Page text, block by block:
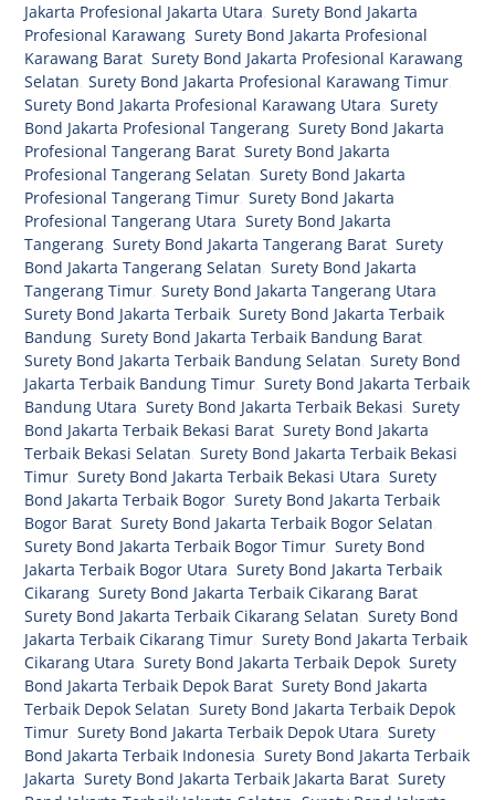
Jakarta Profesional Jakarta Utara ,Surety Bond Jakarta
Profesional Karawang ,Surety Bond Jakarta Profesional
Karawang Barat ,Surety Bond Jakarta Profesional Karawang
Selatan ,Surety Bond Jakarta Profesional Karawang Timur
Surety Bond Jakarta Profesional Karawang Utara ,Surety
Bond Jakarta Profesional Tangerang ,Surety Bond Jakarta
Profesional Tangerang Barat ,Surety Bond Jakarta
Profesional Tangerang Selatan ,Surety Bond Jakarta
Profesional Tangerang Timur ,Surety Bond Jakarta
Profesional Tangerang Utara ,Surety Bond Jakarta
Tangerang ,Surety Bond Jakarta Tangerang Barat ,Surety
Bond Jakarta Tangerang Selatan ,Surety Bond Jakarta
Tangerang Timur ,Surety Bond Jakarta Tangerang Utara
Surety Bond Jakarta Terbaik ,Surety Bond Jakarta Terbaik
Bandung ,Surety Bond Jakarta Terbaik Bandung Barat
Surety Bond Jakarta Terbaik Bandung Selatan ,Surety Bond
Jakarta Terbaik Bandung Timur ,Surety Bond Jakarta Terbaik
Bandung Utara ,Surety Bond Jakarta Terbaik Bekasi ,Surety
Bond Jakarta Terbaik Bekasi Barat ,Surety Bond Jakarta
Terbaik Bekasi Selatan ,Surety Bond Jakarta Terbaik Bekasi
Timur ,Surety Bond Jakarta Terbaik Bekasi Utara ,Surety
Bond Jakarta Terbaik Bogor ,Surety Bond Jakarta Terbaik
Bogor Barat ,Surety Bond Jakarta Terbaik Bogor Selatan
Surety Bond Jakarta Terbaik Bogor Timur ,Surety Bond
Jakarta Terbaik Bogor Utara ,Surety Bond Jakarta Terbaik
Cikarang ,Surety Bond Jakarta Terbaik Cikarang Barat
Surety Bond Jakarta Terbaik Cikarang Selatan ,Surety Bond
Jakarta Terbaik Cikarang Timur ,Surety Bond Jakarta Terbaik
Cikarang Utara ,Surety Bond Jakarta Terbaik Depok ,Surety
Bond Jakarta Terbaik Depok Barat ,Surety Bond Jakarta
Terbaik Depok Selatan ,Surety Bond Jakarta Terbaik Depok
Timur ,Surety Bond Jakarta Terbaik Depok Utara ,Surety
Bond Jakarta Terbaik Indonesia ,Surety Bond Jakarta Terbaik
Jakarta ,Surety Bond Jakarta Terbaik Jakarta Barat ,Surety